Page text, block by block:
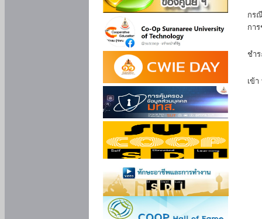
กร
กา
ชำ
เข้